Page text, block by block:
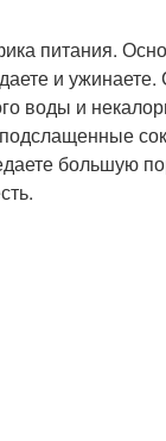
питания.
и ужинаете.
воды и
большую